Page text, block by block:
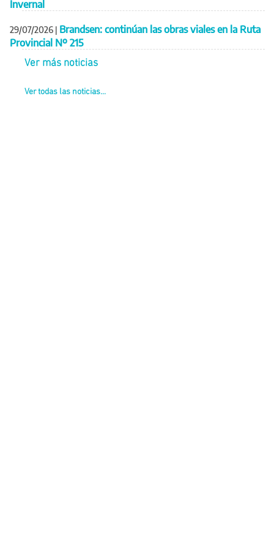
Invernal
29/07/2026 | Brandsen: continúan las obras viales en la Ruta
Provincial Nº 215
Ver más noticias
Ver todas las noticias...